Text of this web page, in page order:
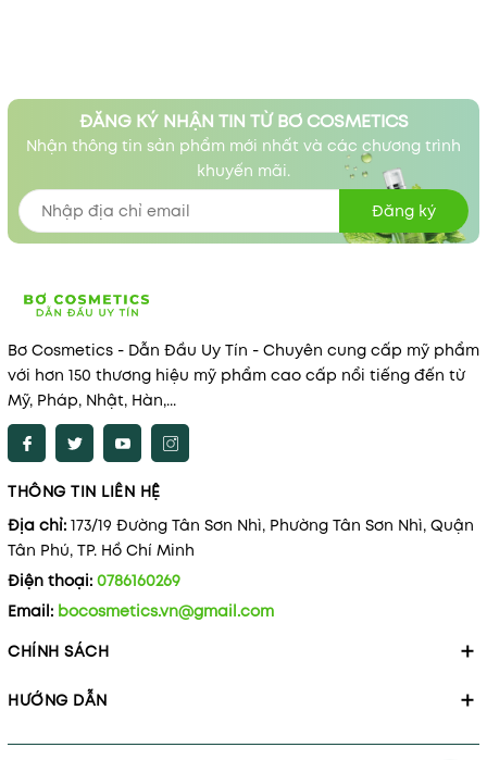
ĐĂNG KÝ NHẬN TIN TỪ BƠ COSMETICS
Nhận thông tin sản phẩm mới nhất và các chương trình
khuyến mãi.
Đăng ký
Bơ Cosmetics - Dẫn Đầu Uy Tín - Chuyên cung cấp mỹ phẩm
với hơn 150 thương hiệu mỹ phẩm cao cấp nổi tiếng đến từ
Mỹ, Pháp, Nhật, Hàn,...
THÔNG TIN LIÊN HỆ
Địa chỉ: 173/19 Đường Tân Sơn Nhì, Phường Tân Sơn Nhì, Quận
Tân Phú, TP. Hồ Chí Minh
Điện thoại: 0786160269
Email: bocosmetics.vn@gmail.com
CHÍNH SÁCH
HƯỚNG DẪN